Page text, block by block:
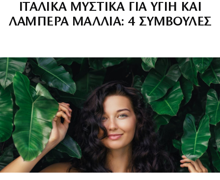
ΙΤΑΛΙΚΑ ΜΥΣΤΙΚΑ ΓΙΑ ΥΓΙΗ ΚΑΙ
ΛΑΜΠΕΡΑ ΜΑΛΛΙΑ: 4 ΣΥΜΒΟΥΛΕΣ